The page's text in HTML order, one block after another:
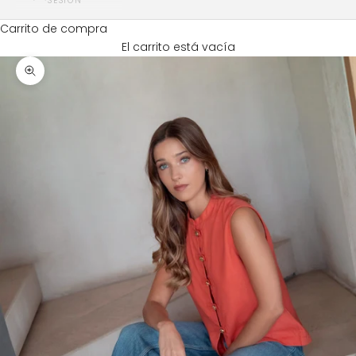
Carrito de compra
El carrito está vacía
Zoom